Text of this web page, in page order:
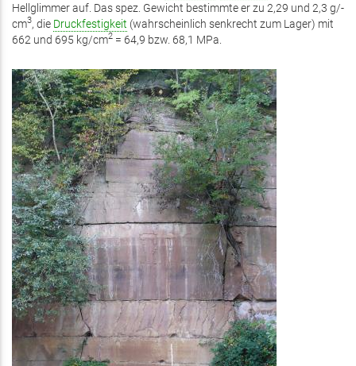
Hellglimmer auf. Das spez. Gewicht bestimmte er zu 2,29 und 2,3 g/­
cm3, die Druckfestigkeit (wahrscheinlich senkrecht zum Lager) mit
662 und 695 kg/cm2 = 64,9 bzw. 68,1 MPa.